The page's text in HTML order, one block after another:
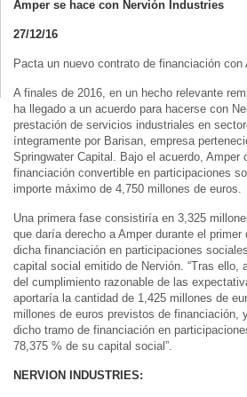
Amper se hace con Nervión Industries
27/12/16
Pacta un nuevo contrato de financiación
A finales de 2016, en un hecho relevante
ha llegado a un acuerdo para hacerse con
prestación de servicios industriales en
íntegramente por Barisan, empresa
Springwater Capital. Bajo el acuerdo, Amper
financiación convertible en participaciones
importe máximo de 4,750 millones de euros.
Una primera fase consistiría en 3,325
que daría derecho a Amper durante el
dicha financiación en participaciones
capital social emitido de Nervión. “Tras ello,
del cumplimiento razonable de las
aportaría la cantidad de 1,425 millones de
millones de euros previstos de financiación,
dicho tramo de financiación en
78,375 % de su capital social”.
NERVION INDUSTRIES: